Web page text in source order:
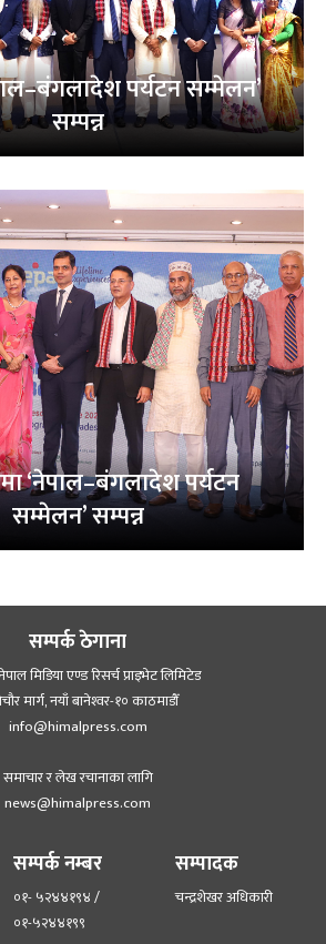
पर्यटन सम्मेलन’
सम्पन्न
‘नेपाल–बंगलादेश पर्यटन
सम्मेलन’ सम्पन्न
सम्पर्क ठेगाना
मिडिया एण्ड रिसर्च प्राइभेट लिमिटेड
मार्ग, नयाँ बानेश्‍वर-१० काठमाडौँ
info@himalpress.com
समाचार र लेख रचानाका लागि
news@himalpress.com
सम्पर्क नम्बर
०१- ५२४४१९४ /
०१-५२४४१९९
सम्पादक
चन्द्रशेखर अधिकारी